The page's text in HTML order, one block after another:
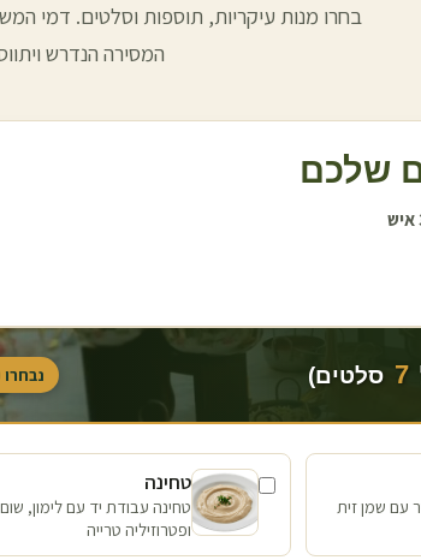
בחרו מנות עיקריות, תוספות וסלטים. דמי
המסירה הנדרש
איש
7 סלטים) נבחרו
עם שמן זית
טחינה
טחינה עבודת יד עם לימון, שום
ופטרוזיליה טרייה